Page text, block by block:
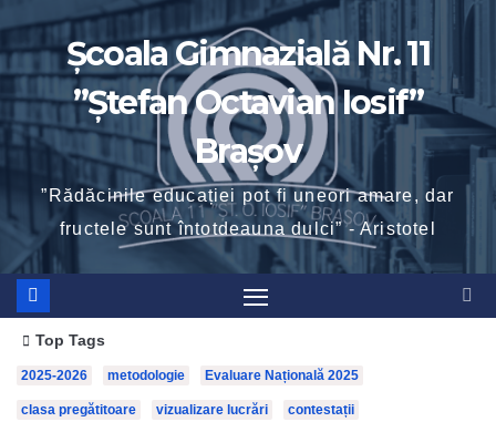
to
content
Școala Gimnazială Nr. 11
”Ștefan Octavian Iosif”
Brașov
”Rădăcinile educației pot fi uneori amare, dar
fructele sunt întotdeauna dulci” - Aristotel
Top Tags
2025-2026 metodologie Evaluare Națională 2025
clasa pregătitoare vizualizare lucrări contestații